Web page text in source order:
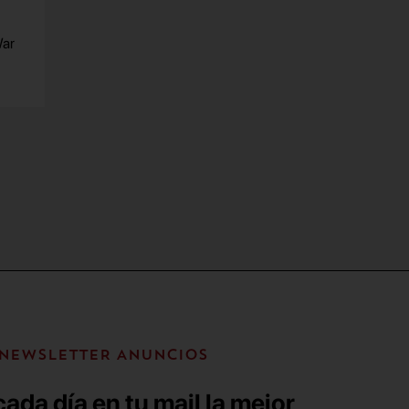
ANUNCIOS